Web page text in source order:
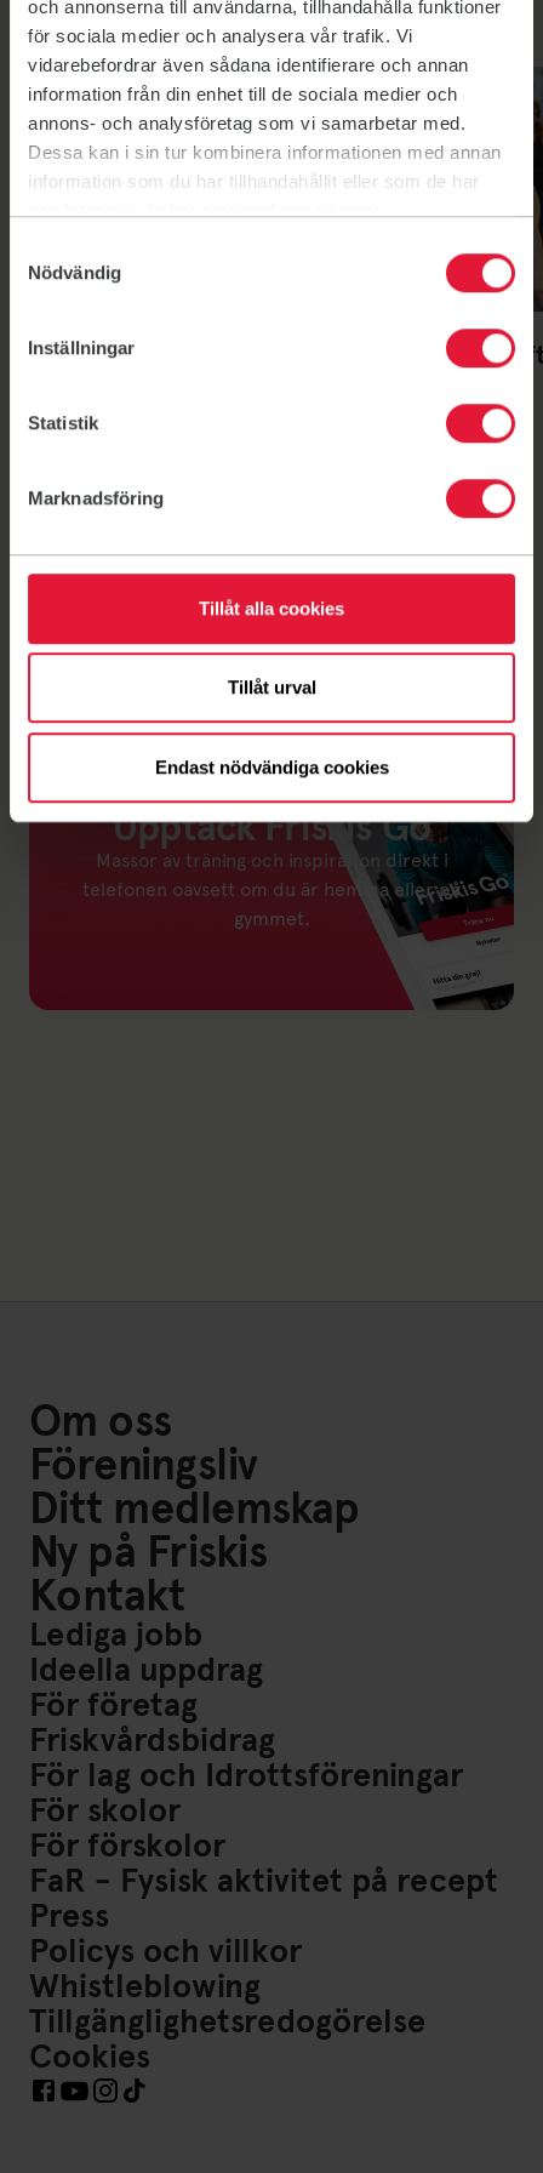
och annonserna till användarna, tillhandahålla funktioner
för sociala medier och analysera vår trafik. Vi
vidarebefordrar även sådana identifierare och annan
information från din enhet till de sociala medier och
annons- och analysföretag som vi samarbetar med.
Dessa kan i sin tur kombinera informationen med annan
information som du har tillhandahållit eller som de har
Nödvändig
Inställningar
Statistik
Marknadsföring
Tillåt alla cookies
Tillåt urval
Endast nödvändiga cookies
Våra populära pass
Yoga soft
Yoga soft
Multifys soft
Multifys
Multifys soft
KlickaHÄRså öppnas vägbeskrivning till Tingvallaskolans
gympasal i Google Maps.
Upptäck Friskis Go
Massor av träning och inspiration direkt i
telefonen oavsett om du är hemma eller på
gymmet.
Om oss
Föreningsliv
Ditt medlemskap
Ny på Friskis
Kontakt
Lediga jobb
Ideella uppdrag
För företag
Friskvårdsbidrag
För lag och Idrottsföreningar
För skolor
För förskolor
FaR - Fysisk aktivitet på recept
Press
Policys och villkor
Whistleblowing
Tillgänglighetsredogörelse
Cookies